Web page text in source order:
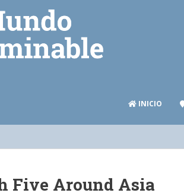
INICIO
Five Around Asia